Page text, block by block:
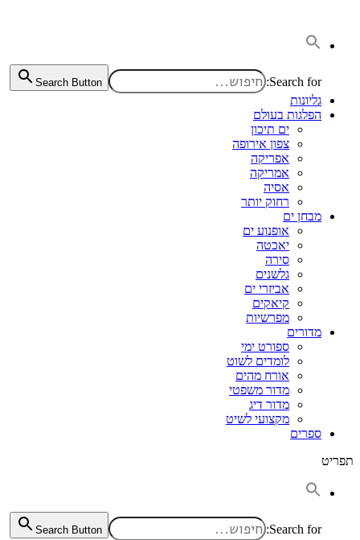
Search for:
Search Button
גליונות
הפלגות בעולם
ים תיכון
צפון אירופה
אפריקה
אמריקה
אסיה
רחוק יותר
מבחן ים
אופנוע ים
יאכטה
סירה
גלשנים
אביזרי ים
קיאקים
מפרשיות
מדורים
ספורט ימי
לומדים לשוט
אורח מהים
מדור משפטי
מדור דיג
מקצועי לשיט
ספרים
תפריט
Search for:
Search Button